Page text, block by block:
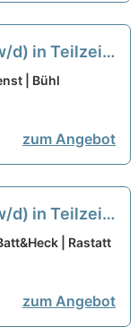
d) in Teilzeit
auf Ihre
| Bühl
zum Angebot
d) in Teilzeit
– Pflege von
| Rastatt
zum Angebot